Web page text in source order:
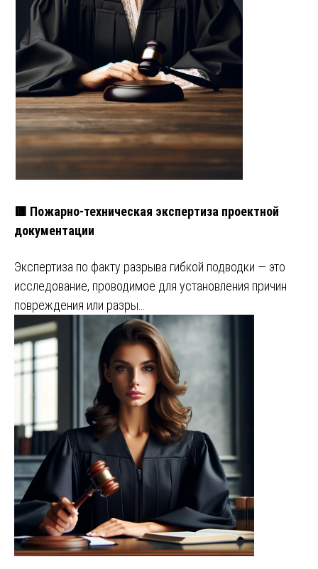
🟥 Пожарно-техническая экспертиза проектной
документации
Экспертиза по факту разрыва гибкой подводки — это
исследование, проводимое для установления причин
повреждения или разры…